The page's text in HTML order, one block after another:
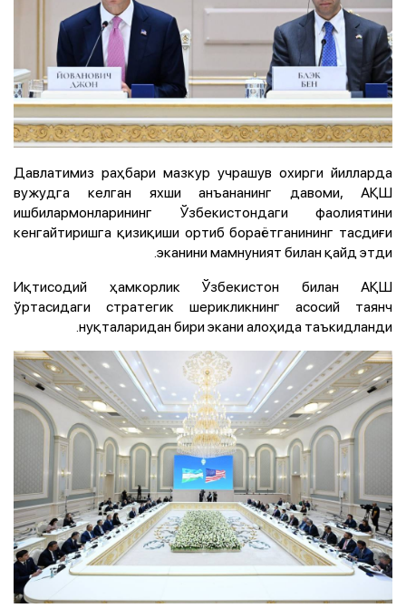
Давлатимиз раҳбари мазкур учрашув охирги йилларда
вужудга келган яхши анъананинг давоми, АҚШ
ишбилармонларининг Ўзбекистондаги фаолиятини
кенгайтиришга қизиқиши ортиб бораётганининг тасдиғи
эканини мамнуният билан қайд этди.
Иқтисодий ҳамкорлик Ўзбекистон билан АҚШ
ўртасидаги стратегик шерикликнинг асосий таянч
нуқталаридан бири экани алоҳида таъкидланди.